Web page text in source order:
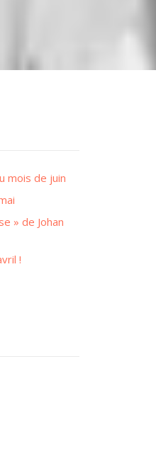
mois de juin
» de Johan
!